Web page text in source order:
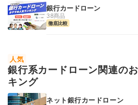
銀行カードローン
38商品
徹底比較
人気
銀行系カードローン関連の
キング
ネット銀行カードローン